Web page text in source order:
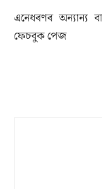
এনেধৰণৰ অন্যান্য
ফেচবুক পেজ